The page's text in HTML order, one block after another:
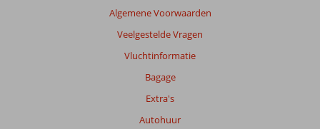
Algemene Voorwaarden
Veelgestelde Vragen
Vluchtinformatie
Bagage
Extra's
Autohuur